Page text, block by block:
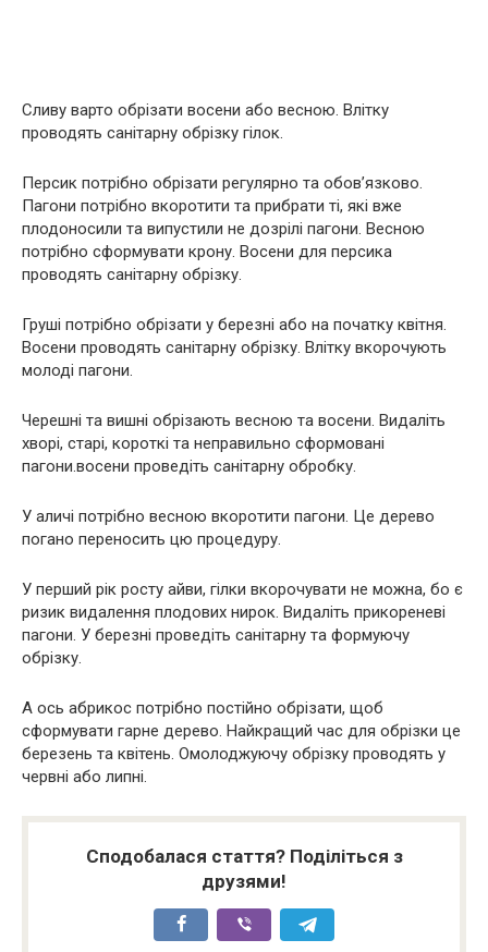
Сливу варто обрізати восени або весною. Влітку
проводять санітарну обрізку гілок.
Персик потрібно обрізати регулярно та обов’язково.
Пагони потрібно вкоротити та прибрати ті, які вже
плодоносили та випустили не дозрілі пагони. Весною
потрібно сформувати крону. Восени для персика
проводять санітарну обрізку.
Груші потрібно обрізати у березні або на початку квітня.
Восени проводять санітарну обрізку. Влітку вкорочують
молоді пагони.
Черешні та вишні обрізають весною та восени. Видаліть
хворі, старі, короткі та неправильно сформовані
пагони.восени проведіть санітарну обробку.
У аличі потрібно весною вкоротити пагони. Це дерево
погано переносить цю процедуру.
У перший рік росту айви, гілки вкорочувати не можна, бо є
ризик видалення плодових нирок. Видаліть прикореневі
пагони. У березні проведіть санітарну та формуючу
обрізку.
А ось абрикос потрібно постійно обрізати, щоб
сформувати гарне дерево. Найкращий час для обрізки це
березень та квітень. Омолоджуючу обрізку проводять у
червні або липні.
Сподобалася стаття? Поділіться з
друзями!